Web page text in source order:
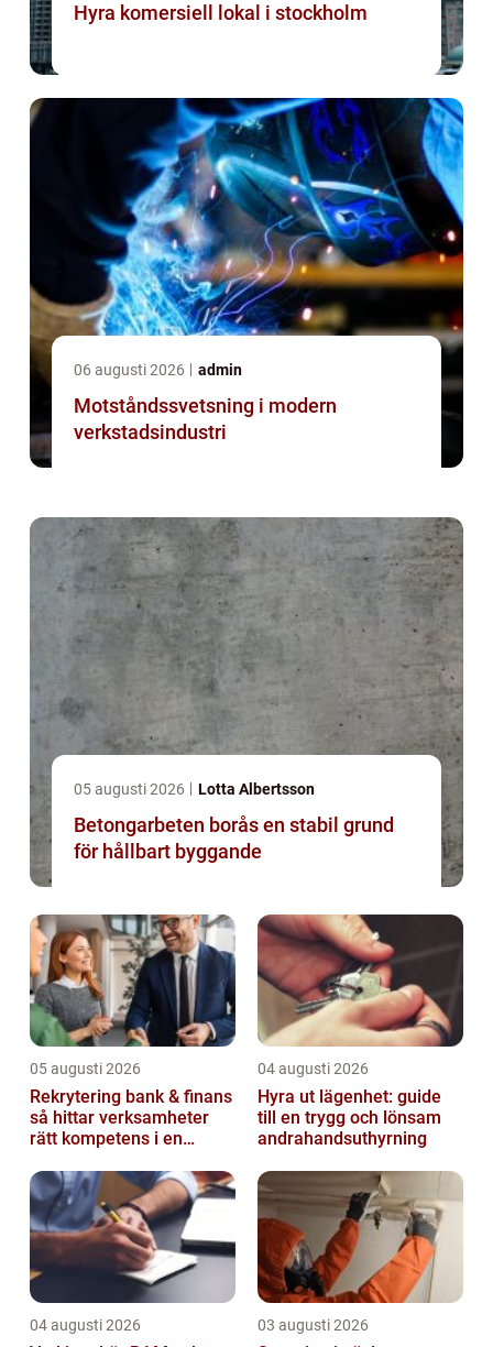
Hyra komersiell lokal i stockholm
06 augusti 2026 admin
Motståndssvetsning i modern
verkstadsindustri
05 augusti 2026 Lotta Albertsson
Betongarbeten borås en stabil grund
för hållbart byggande
05 augusti 2026
Rekrytering bank & finans
så hittar verksamheter
rätt kompetens i en
04 augusti 2026
Hyra ut lägenhet: guide
till en trygg och lönsam
andrahandsuthyrning
04 augusti 2026 03 augusti 2026